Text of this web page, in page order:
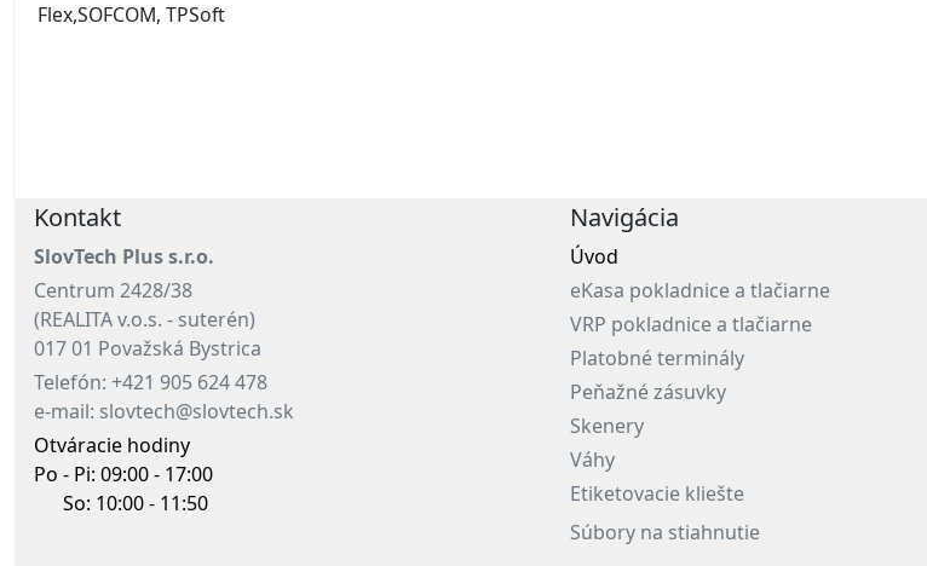
Flex,SOFCOM, TPSoft
Kontakt
SlovTech Plus s.r.o.
Centrum 2428/38
(REALITA v.o.s. - suterén)
017 01 Považská Bystrica
Telefón: +421 905 624 478
e-mail: slovtech@slovtech.sk
Otváracie hodiny
Po - Pi: 09:00 - 17:00
So: 10:00 - 11:50
Navigácia
Úvod
eKasa pokladnice a tlačiarne
VRP pokladnice a tlačiarne
Platobné terminály
Peňažné zásuvky
Skenery
Váhy
Etiketovacie kliešte
Súbory na stiahnutie